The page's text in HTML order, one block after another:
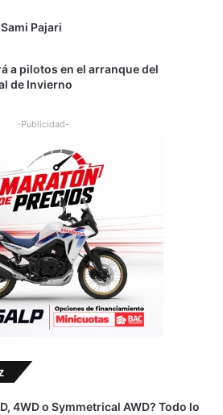
Pajari
a pilotos en el arranque del
de Invierno
-Publicidad-
4WD o Symmetrical AWD? Todo lo